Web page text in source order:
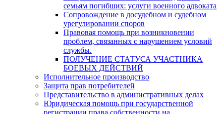
семьям погибших: услуги военного адвоката
Сопровождение в досудебном и судебном
урегулировании споров
Правовая помощь при возникновении
проблем, связанных с нарушением условий
службы.
ПОЛУЧЕНИЕ СТАТУСА УЧАСТНИКА
БОЕВЫХ ДЕЙСТВИЙ
Исполнительное производство
Защита прав потребителей
Представительство в административных делах
Юридическая помощь при государственной
регистрации права собственности на